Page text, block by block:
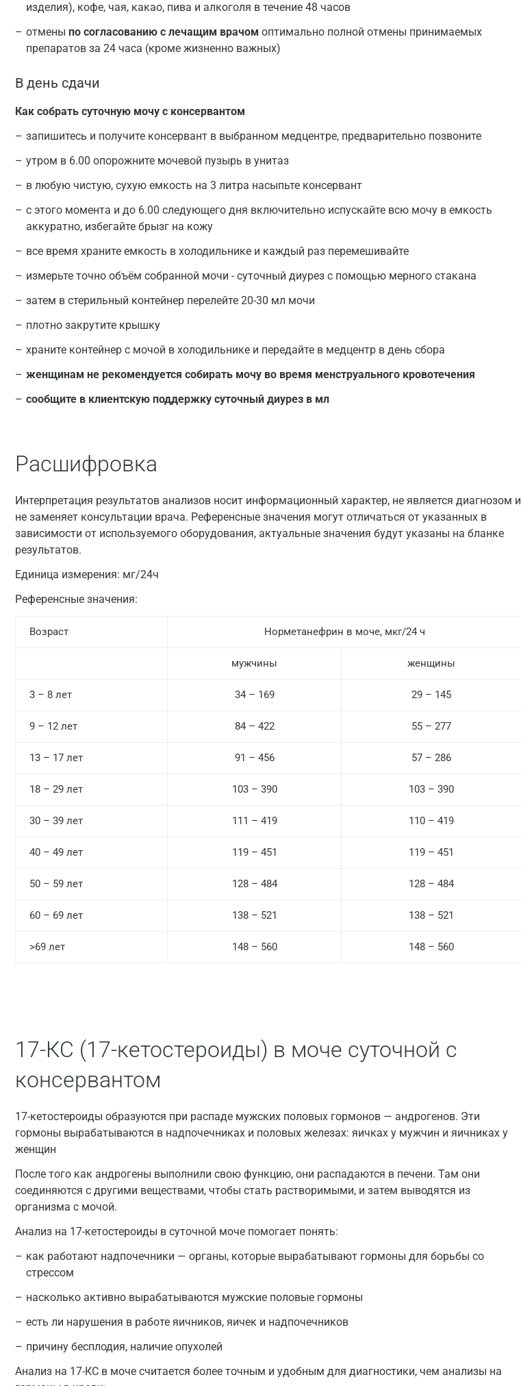
изделия), кофе, чая, какао, пива и алкоголя в течение 48 часов
отмены по согласованию с лечащим врачом оптимально полной отмены принимаемых
препаратов за 24 часа (кроме жизненно важных)
В день сдачи
Как собрать суточную мочу с консервантом
запишитесь и получите консервант в выбранном медцентре, предварительно позвоните
утром в 6.00 опорожните мочевой пузырь в унитаз
в любую чистую, сухую емкость на 3 литра насыпьте консервант
с этого момента и до 6.00 следующего дня включительно испускайте всю мочу в емкость
аккуратно, избегайте брызг на кожу
все время храните емкость в холодильнике и каждый раз перемешивайте
измерьте точно объём собранной мочи - суточный диурез с помощью мерного стакана
затем в стерильный контейнер перелейте 20-30 мл мочи
плотно закрутите крышку
храните контейнер с мочой в холодильнике и передайте в медцентр в день сбора
женщинам не рекомендуется собирать мочу во время менструального кровотечения
сообщите в клиентскую поддержку суточный диурез в мл
Расшифровка
Интерпретация результатов анализов носит информационный характер, не является диагнозом и
не заменяет консультации врача. Референсные значения могут отличаться от указанных в
зависимости от используемого оборудования, актуальные значения будут указаны на бланке
результатов.
Единица измерения: мг/24ч
Референсные значения:
Возраст Норметанефрин в моче, мкг/24 ч
мужчины женщины
3 – 8 лет 34 – 169 29 – 145
9 – 12 лет 84 – 422 55 – 277
13 – 17 лет 91 – 456 57 – 286
18 – 29 лет 103 – 390 103 – 390
30 – 39 лет 111 – 419 110 – 419
40 – 49 лет 119 – 451 119 – 451
50 – 59 лет 128 – 484 128 – 484
60 – 69 лет 138 – 521 138 – 521
>69 лет 148 – 560 148 – 560
17-КС (17-кетостероиды) в моче суточной с
консервантом
17-кетостероиды образуются при распаде мужских половых гормонов — андрогенов. Эти
гормоны вырабатываются в надпочечниках и половых железах: яичках у мужчин и яичниках у
женщин
После того как андрогены выполнили свою функцию, они распадаются в печени. Там они
соединяются с другими веществами, чтобы стать растворимыми, и затем выводятся из
организма с мочой.
Анализ на 17-кетостероиды в суточной моче помогает понять:
как работают надпочечники — органы, которые вырабатывают гормоны для борьбы со
стрессом
насколько активно вырабатываются мужские половые гормоны
есть ли нарушения в работе яичников, яичек и надпочечников
причину бесплодия, наличие опухолей
Анализ на 17-КС в моче считается более точным и удобным для диагностики, чем анализы на
Москва
Санкт-Петербург
Армавир
Астрахань
Домодедово
Звенигород
Иваново
Ижевск
Истра
Кемерово